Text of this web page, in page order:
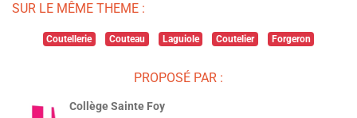
SUR LE MÊME THEME :
Coutellerie Couteau Laguiole Coutelier Forgeron
PROPOSÉ PAR :
Collège Sainte Foy